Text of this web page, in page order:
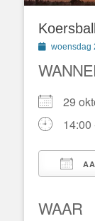
Geplaatst
woensdag
29
14:00
WAAR